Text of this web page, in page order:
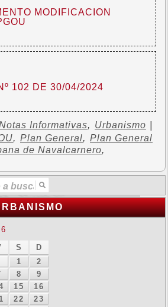
MODIFICACION
102 DE 30/04/2024
Informativas, Urbanismo
, Plan General, Plan General
de Navalcarnero,
S D
1
2
8
9
15
16
22
23